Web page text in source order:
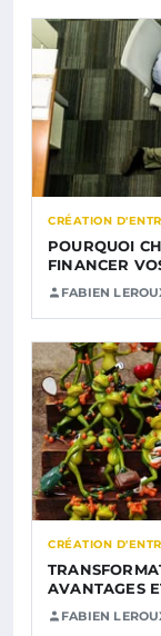
CRÉATION
POURQUOI
FINANCER
FABIEN
CRÉATION
AVANTAGES
FABIEN